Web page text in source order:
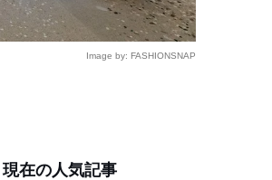
Image by: FASHIONSNAP
現在の人気記事